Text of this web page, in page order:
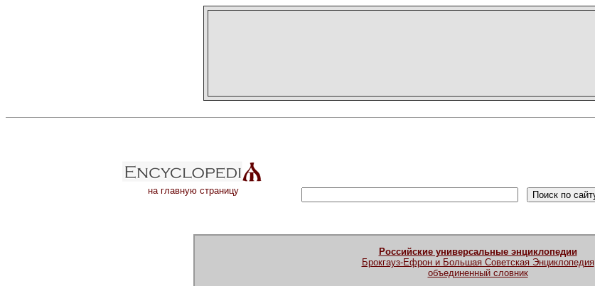
на главную страницу
Российские универсальные энциклопедии
Брокгауз-Ефрон и Большая Советская Энциклопедия
объединенный словник